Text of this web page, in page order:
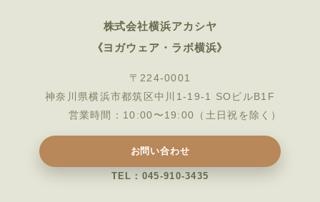
株式会社横浜アカシヤ
《ヨガウェア・ラボ横浜》
〒224-0001
神奈川県横浜市都筑区中川1-19-1 SOビルB1F
営業時間：10:00〜19:00（土日祝を除く）
お問い合わせ
TEL：045-910-3435